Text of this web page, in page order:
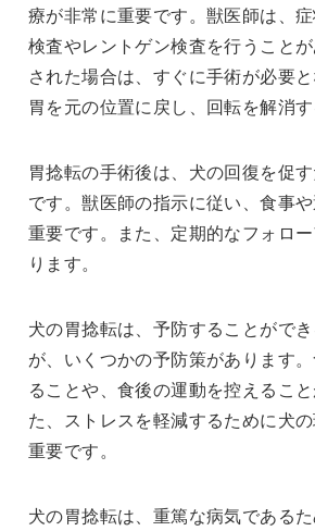
療が非常に重要です。獣医師は、
検査やレントゲン検査を行うこと
された場合は、すぐに手術が必要
胃を元の位置に戻し、回転を解消す
胃捻転の手術後は、犬の回復を促
です。獣医師の指示に従い、食事
重要です。また、定期的なフォロ
ります。
犬の胃捻転は、予防することがで
が、いくつかの予防策があります
ることや、食後の運動を控えるこ
た、ストレスを軽減するために犬
重要です。
犬の胃捻転は、重篤な病気である